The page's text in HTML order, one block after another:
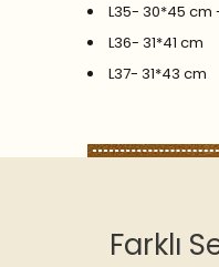
L35- 30*45 cm
L36- 31*41 cm
L37- 31*43 cm
Farklı